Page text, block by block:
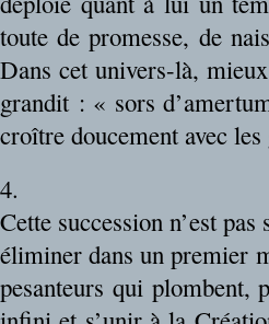
toute de promesse, de
Dans cet univers-là,
grandit : « sors
croître doucement avec
4.
Cette succession n’est
éliminer dans un premier
pesanteurs qui plombent,